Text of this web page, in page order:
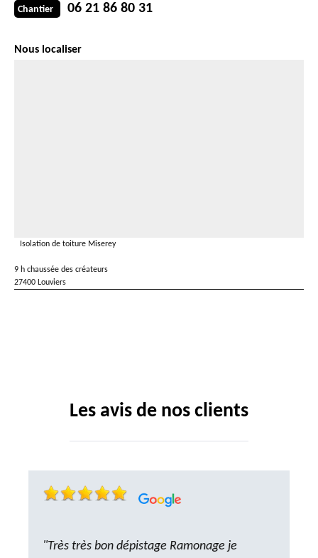
Chantier 06 21 86 80 31
Nous localiser
Isolation de toiture Miserey
9 h chaussée des créateurs
27400 Louviers
Les avis de nos clients
"Très très bon dépistage Ramonage je